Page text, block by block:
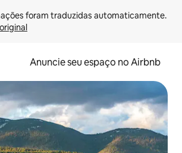
Anuncie seu espaço no Airbnb